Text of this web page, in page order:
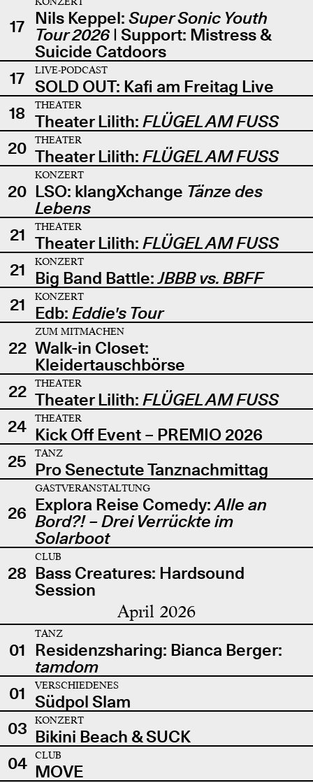
17 Nils Keppel: Super Sonic Youth
Tour 2026| Support: Mistress &
Suicide Catdoors
17
LIVE-PODCAST
SOLD OUT: Kafi am Freitag Live
18
THEATER
Theater Lilith: FLÜGEL AM FUSS
20
THEATER
Theater Lilith: FLÜGEL AM FUSS
20
KONZERT
LSO: klangXchange Tänze des
Lebens
21
THEATER
Theater Lilith: FLÜGEL AM FUSS
21
KONZERT
Big Band Battle:JBBB vs. BBFF
21
KONZERT
Edb: Eddie's Tour
22
ZUM MITMACHEN
Walk-in Closet:
Kleidertauschbörse
22
THEATER
Theater Lilith: FLÜGEL AM FUSS
24
THEATER
Kick Off Event – PREMIO 2026
25
TANZ
Pro Senectute Tanznachmittag
26
GASTVERANSTALTUNG
Explora Reise Comedy:Alle an
Bord?! – Drei Verrückte im
Solarboot
28
CLUB
Bass Creatures: Hardsound
Session
April 2026
01
TANZ
Residenzsharing: Bianca Berger:
tamdom
01
VERSCHIEDENES
Südpol Slam
03
KONZERT
Bikini Beach & SUCK
04
CLUB
MOVE